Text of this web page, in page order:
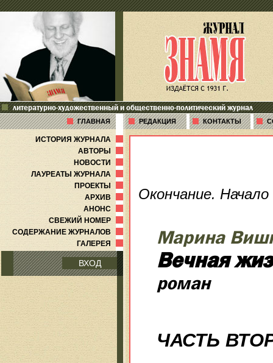
литературно-художественный и общественно-политический журнал
ГЛАВНАЯ РЕДАКЦИЯ КОНТАКТЫ
ИСТОРИЯ ЖУРНАЛА
АВТОРЫ
НОВОСТИ
ЛАУРЕАТЫ ЖУРНАЛА
ПРОЕКТЫ
АРХИВ
АНОНС
СВЕЖИЙ НОМЕР
СОДЕРЖАНИЕ ЖУРНАЛОВ
ГАЛЕРЕЯ
ВХОД
Окончание.
Марина
Вечная
роман
ЧАСТЬ